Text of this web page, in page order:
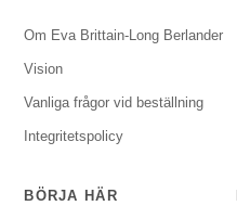
Om Eva Brittain-Long Berlander
Vision
Vanliga frågor vid beställning
Integritetspolicy
BÖRJA HÄR